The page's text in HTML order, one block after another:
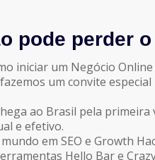
pode perder o
iniciar um Negócio Online
um convite
ao Brasil pela primeira
e efetivo.
em SEO e Growth
Hello Bar e